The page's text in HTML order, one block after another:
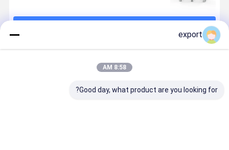
export
8:58 AM
Good day, what product are you looking for?